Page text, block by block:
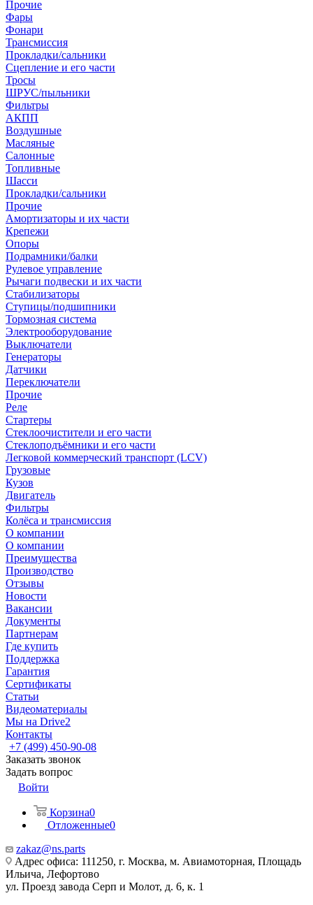
Прочие
Фары
Фонари
Трансмиссия
Прокладки/сальники
Сцепление и его части
Тросы
ШРУС/пыльники
Фильтры
АКПП
Воздушные
Масляные
Салонные
Топливные
Шасси
Прокладки/сальники
Прочие
Амортизаторы и их части
Крепежи
Опоры
Подрамники/балки
Рулевое управление
Рычаги подвески и их части
Стабилизаторы
Ступицы/подшипники
Тормозная система
Электрооборудование
Выключатели
Генераторы
Датчики
Переключатели
Прочие
Реле
Стартеры
Стеклоочистители и его части
Стеклоподъёмники и его части
Легковой коммерческий транспорт (LCV)
Грузовые
Кузов
Двигатель
Фильтры
Колёса и трансмиссия
О компании
О компании
Преимущества
Производство
Отзывы
Новости
Вакансии
Документы
Партнерам
Где купить
Поддержка
Гарантия
Сертификаты
Статьи
Видеоматериалы
Мы на Drive2
Контакты
+7 (499) 450-90-08
Заказать звонок
Задать вопрос
Войти
Корзина0
Отложенные0
zakaz@ns.parts
Адрес офиса: 111250, г. Москва, м. Авиамоторная, Площадь
Ильича, Лефортово
ул. Проезд завода Серп и Молот, д. 6, к. 1